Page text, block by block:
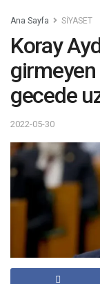
Ana Sayfa SİYASET
Koray
gecede
2022-05-30